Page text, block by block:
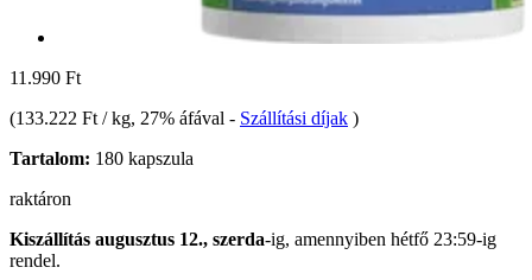
11.990 Ft
(133.222 Ft / kg, 27% áfával - Szállítási díjak )
Tartalom: 180 kapszula
raktáron
Kiszállítás augusztus 12., szerda-ig, amennyiben hétfő 23:59-ig
rendel.